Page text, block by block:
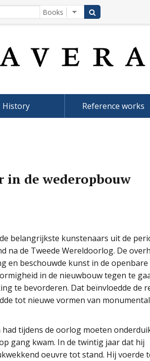
History Reference works
in de wederopbouw
belangrijkste kunstenaars uit de
na de Tweede Wereldoorlog. De
en beschouwde kunst in de openbare
in de nieuwbouw tegen te
te bevorderen. Dat beïnvloedde de
tot nieuwe vormen van
had tijdens de oorlog moeten
gang kwam. In de twintig jaar dat hij
oeuvre tot stand. Hij voerde